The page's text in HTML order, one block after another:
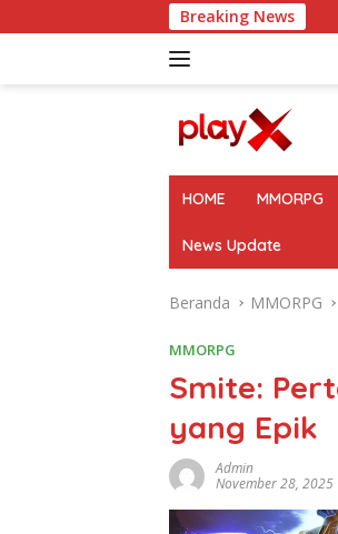
ke
Breaking News
Legenda di
HOME MMORPG
News Update
Beranda MMORPG
MMORPG
Smite:
yang Epik
Admin
November 28, 2025